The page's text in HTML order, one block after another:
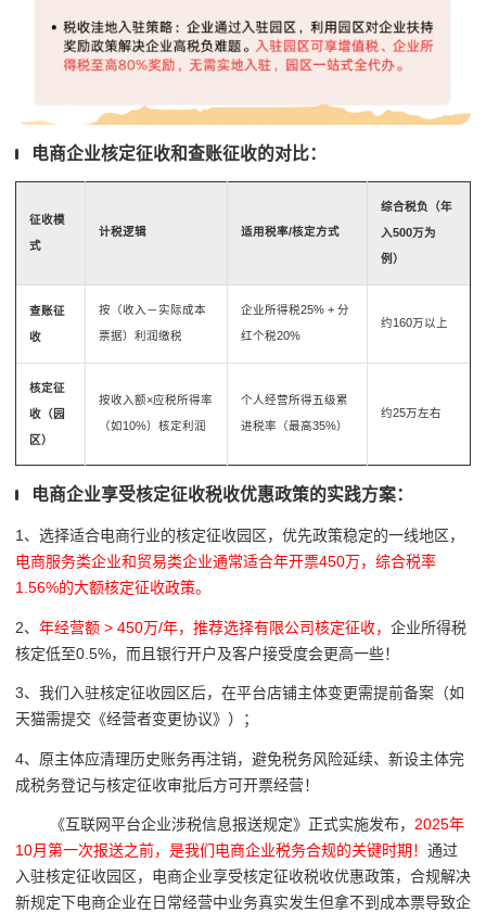
电商企业核定征收和查账征收的对比：
征收模
式
计税逻辑 适用税率/核定方式
综合税负（年
入500万为
例）
查账征
收
按（收入－实际成本
票据）利润缴税
企业所得税25% + 分
红个税20%
约160万以上
核定征
收（园
区）
按收入额×应税所得率
（如10%）核定利润
个人经营所得五级累
进税率（最高35%）
约25万左右
电商企业享受核定征收税收优惠政策的实践方案：
1、选择适合电商行业的核定征收园区， 优先政策稳定的一线地区，
电商服务类企业和贸易类企业通常适合年开票450万，综合税率
1.56%的大额核定征收政策。
2、 年经营额 > 450万/年，推荐选择有限公司核定征收， 企业所得税
核定低至0.5%，而且银行开户及客户接受度会更高一些！
3、我们入驻核定征收园区后，在平台店铺主体变更需提前备案（如
天猫需提交《经营者变更协议》）；
4、原主体应清理历史账务再注销，避免税务风险延续、新设主体完
成税务登记与核定征收审批后方可开票经营！
《互联网平台企业涉税信息报送规定》正式实施发布， 2025年
10月第一次报送之前，是我们电商企业税务合规的关键时期！ 通过
入驻核定征收园区，电商企业享受核定征收税收优惠政策，合规解决
新规定下电商企业在日常经营中业务真实发生但拿不到成本票导致企